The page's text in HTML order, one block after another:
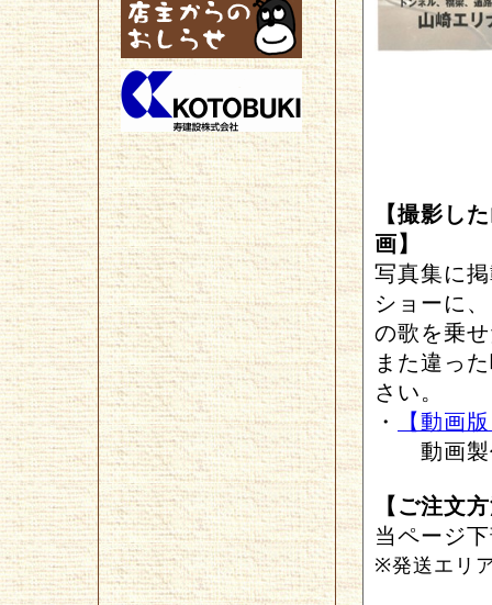
【撮影し
画】
写真集に
ショーに
の歌を乗
また違っ
さい。
・
【動画
動画製作
【ご注文
当ページ
※発送エリ